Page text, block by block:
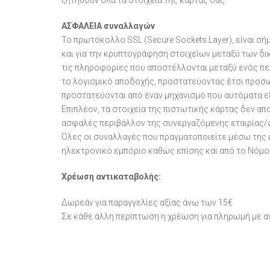
ΑΣΦΑΛΕΙΑ συναλλαγών
Το πρωτόκολλο SSL (Secure Sockets Layer), είναι
και για την κρυπτογράφηση στοιχείων μεταξύ των
τις πληροφορίες που αποστέλλονται μεταξύ ενός
το λογισμικό αποδοχής, προστατεύοντας έτσι
προστατεύονται από έναν μηχανισμό που αυτόματα
Επιπλέον, τα στοιχεία της πιστωτικής κάρτας δεν
ασφαλές περιβάλλον της συνεργαζόμενης
Όλες οι συναλλαγές που πραγματοποιείτε μέσω της
ηλεκτρονικό εμπόριο καθώς επίσης και από το
Χρέωση αντικαταβολής:
Δωρεάν για παραγγελίες αξίας άνω των 15€
Σε κάθε άλλη περίπτωση η χρέωση για πληρωμή με